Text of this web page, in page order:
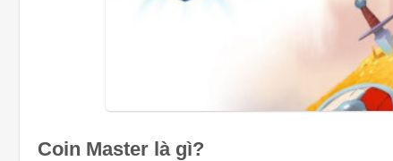
Coin Master là gì?